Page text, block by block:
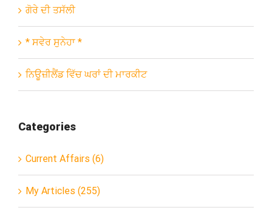
ਗੋਰੇ ਦੀ ਤਸੱਲੀ
* ਸਵੇਰ ਸੁਨੇਹਾ *
ਨਿਊਜ਼ੀਲੈਂਡ ਵਿੱਚ ਘਰਾਂ ਦੀ ਮਾਰਕੀਟ
Categories
Current Affairs (6)
My Articles (255)